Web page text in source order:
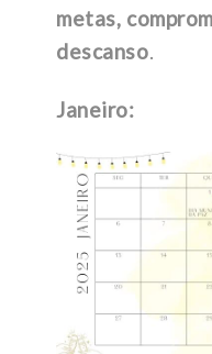
metas,
descanso.
Janeiro: